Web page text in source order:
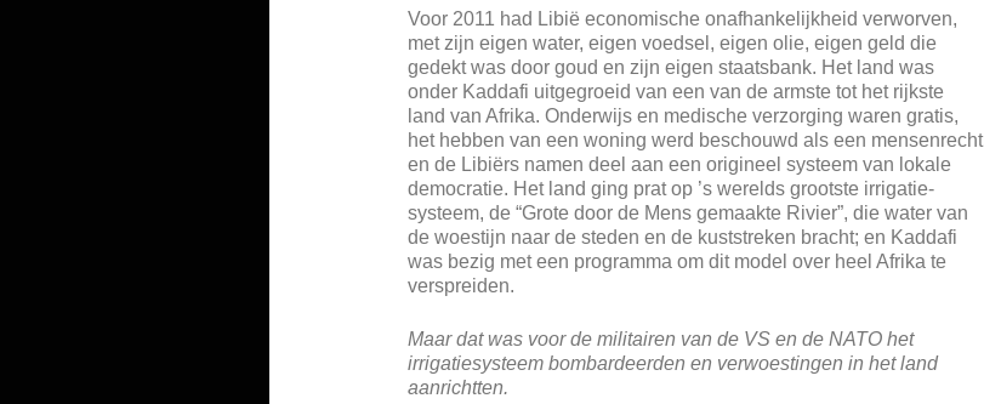
Voor 2011 had Libië economische onafhankelijkheid verworven,
met zijn eigen water, eigen voedsel, eigen olie, eigen geld die
gedekt was door goud en zijn eigen staatsbank. Het land was
onder Kaddafi uitgegroeid van een van de armste tot het rijkste
land van Afrika. Onderwijs en medische verzorging waren gratis,
het hebben van een woning werd beschouwd als een mensenrecht
en de Libiërs namen deel aan een origineel systeem van lokale
democratie. Het land ging prat op ’s werelds grootste irrigatie-
systeem, de “Grote door de Mens gemaakte Rivier”, die water van
de woestijn naar de steden en de kuststreken bracht; en Kaddafi
was bezig met een programma om dit model over heel Afrika te
verspreiden.
Maar dat was voor de militairen van de VS en de NATO het
irrigatiesysteem bombardeerden en verwoestingen in het land
aanrichtten.